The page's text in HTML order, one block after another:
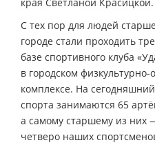
С тех пор для людей
городе стали проходить
базе спортивного клуба
в городском
комплексе. На
спорта занимаются 65
а самому старшему из них
четверо наших